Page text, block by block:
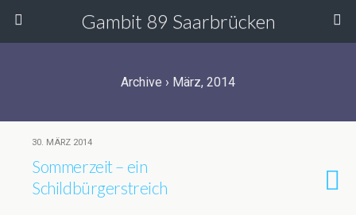
Gambit 89 Saarbrücken
Archive › März, 2014
30. MÄRZ 2014
Sommerzeit – ein
Schildbürgerstreich